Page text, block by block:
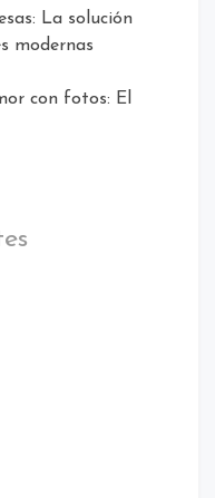
La solución
modernas
con fotos: El